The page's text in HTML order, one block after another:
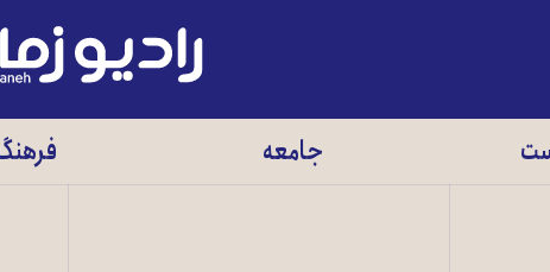
رادیو
زمانه
جامعه